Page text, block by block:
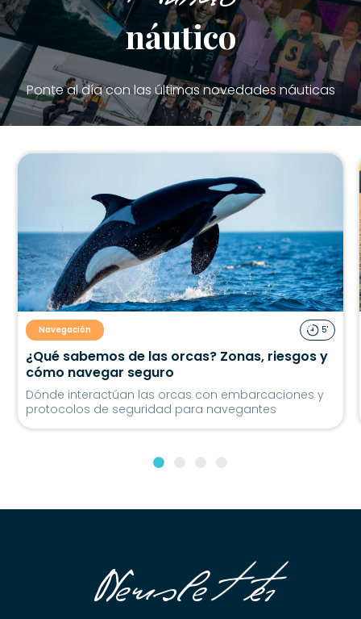
náutico
Ponte al día con las últimas novedades náuticas
Navegación 5'
¿Qué sabemos de las orcas? Zonas, riesgos y
cómo navegar seguro
Dónde interactúan las orcas con embarcaciones y
protocolos de seguridad para navegantes
Newsletter